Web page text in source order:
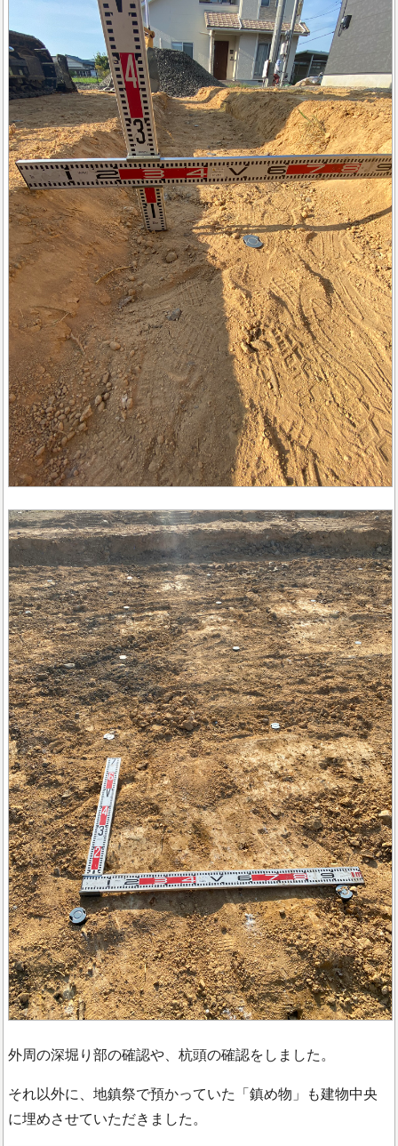
外周の深堀り部の確認や、杭頭の確認をしました。
それ以外に、地鎮祭で預かっていた「鎮め物」も建物中央
に埋めさせていただきました。